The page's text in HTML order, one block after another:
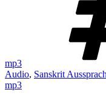
mp3
Audio, Sanskrit
mp3